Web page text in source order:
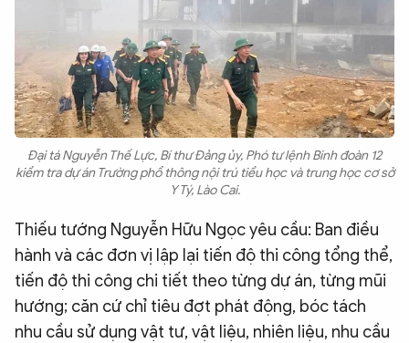
Đại tá Nguyễn Thế Lực, Bí thư Đảng ủy, Phó tư lệnh Binh đoàn 12
kiểm tra dự án Trường phổ thông nội trú tiểu học và trung học cơ sở
Y Tý, Lào Cai.
Thiếu tướng Nguyễn Hữu Ngọc yêu cầu: Ban điều
hành và các đơn vị lập lại tiến độ thi công tổng thể,
tiến độ thi công chi tiết theo từng dự án, từng mũi
hướng; căn cứ chỉ tiêu đợt phát động, bóc tách
nhu cầu sử dụng vật tư, vật liệu, nhiên liệu, nhu cầu